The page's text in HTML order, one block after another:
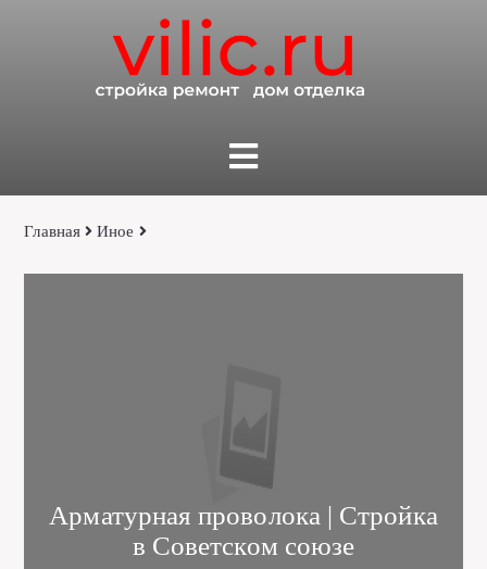
Главная Иное
Арматурная проволока | Стройка
в Советском союзе